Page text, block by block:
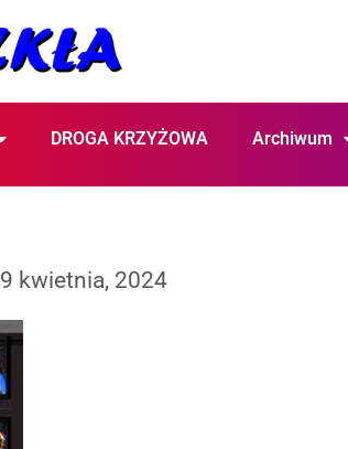
DROGA KRZYŻOWA Archiwum
9 kwietnia, 2024